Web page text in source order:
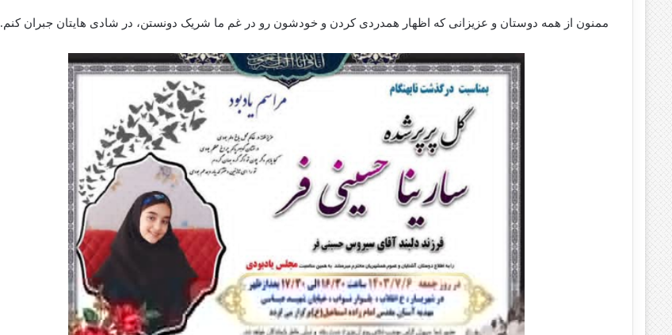
ممنون از همه دوستان و عزیزانی که اظهار همدردی کردن و خودشون رو در غم ما شریک دونستن، در شادی هایتان جبران کنم.